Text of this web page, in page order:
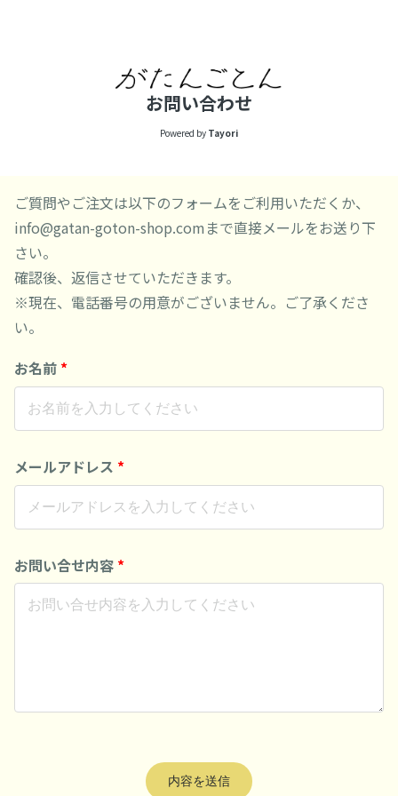
お問い合わせ
Powered by Tayori
ご質問やご注文は以下のフォームをご利用いただくか、
info@gatan-goton-shop.comまで直接メールをお送り下
さい。
確認後、返信させていただきます。
※現在、電話番号の用意がございません。ご了承くださ
い。
お名前 *
メールアドレス *
お問い合せ内容 *
内容を送信